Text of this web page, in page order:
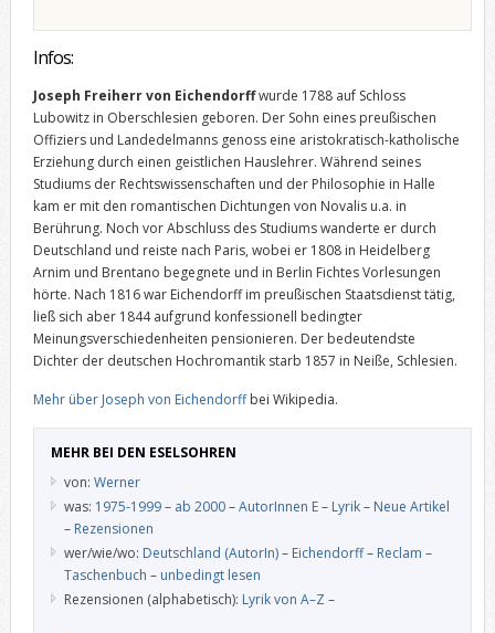
Infos:
Joseph Freiherr von Eichendorffwurde 1788 auf Schloss
Lubowitz in Oberschlesien geboren. Der Sohn eines preußischen
Offiziers und Landedelmanns genoss eine aristokratisch-katholische
Erziehung durch einen geistlichen Hauslehrer. Während seines
Studiums der Rechtswissenschaften und der Philosophie in Halle
kam er mit den romantischen Dichtungen von Novalis u.a. in
Berührung. Noch vor Abschluss des Studiums wanderte er durch
Deutschland und reiste nach Paris, wobei er 1808 in Heidelberg
Arnim und Brentano begegnete und in Berlin Fichtes Vorlesungen
hörte. Nach 1816 war Eichendorff im preußischen Staatsdienst tätig,
ließ sich aber 1844 aufgrund konfessionell bedingter
Meinungsverschiedenheiten pensionieren. Der bedeutendste
Dichter der deutschen Hochromantik starb 1857 in Neiße, Schlesien.
Mehr über Joseph von Eichendorffbei Wikipedia.
MEHR BEI DEN ESELSOHREN
von: Werner
was: 1975-1999– ab 2000–AutorInnen E– Lyrik– Neue Artikel
– Rezensionen
wer/wie/wo: Deutschland (AutorIn)– Eichendorff– Reclam –
Taschenbuch – unbedingt lesen
Rezensionen (alphabetisch): Lyrik von A–Z –